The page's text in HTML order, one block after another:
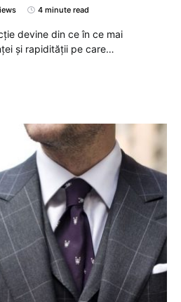
4 minute read
devine din ce în ce mai
și rapidității pe care…